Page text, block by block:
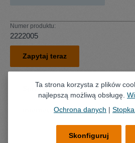
Numer produktu:
2222005
Zapytaj teraz
Sprzedawca
internetowy Lokalny
Ta strona korzysta z plików
najlepszą możliwą obsługę.
Ochrona danych |
Skonfiguruj